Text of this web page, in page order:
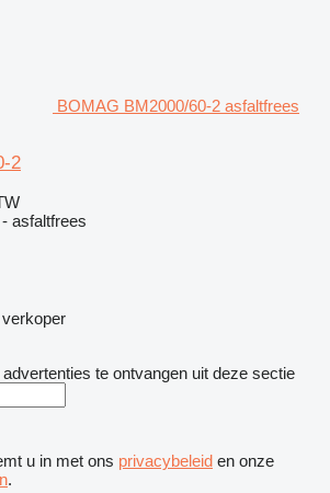
BOMAG BM2000/60-2 asfaltfrees
2
asfaltfrees
te ontvangen uit deze sectie
u in met ons privacybeleid en onze
.